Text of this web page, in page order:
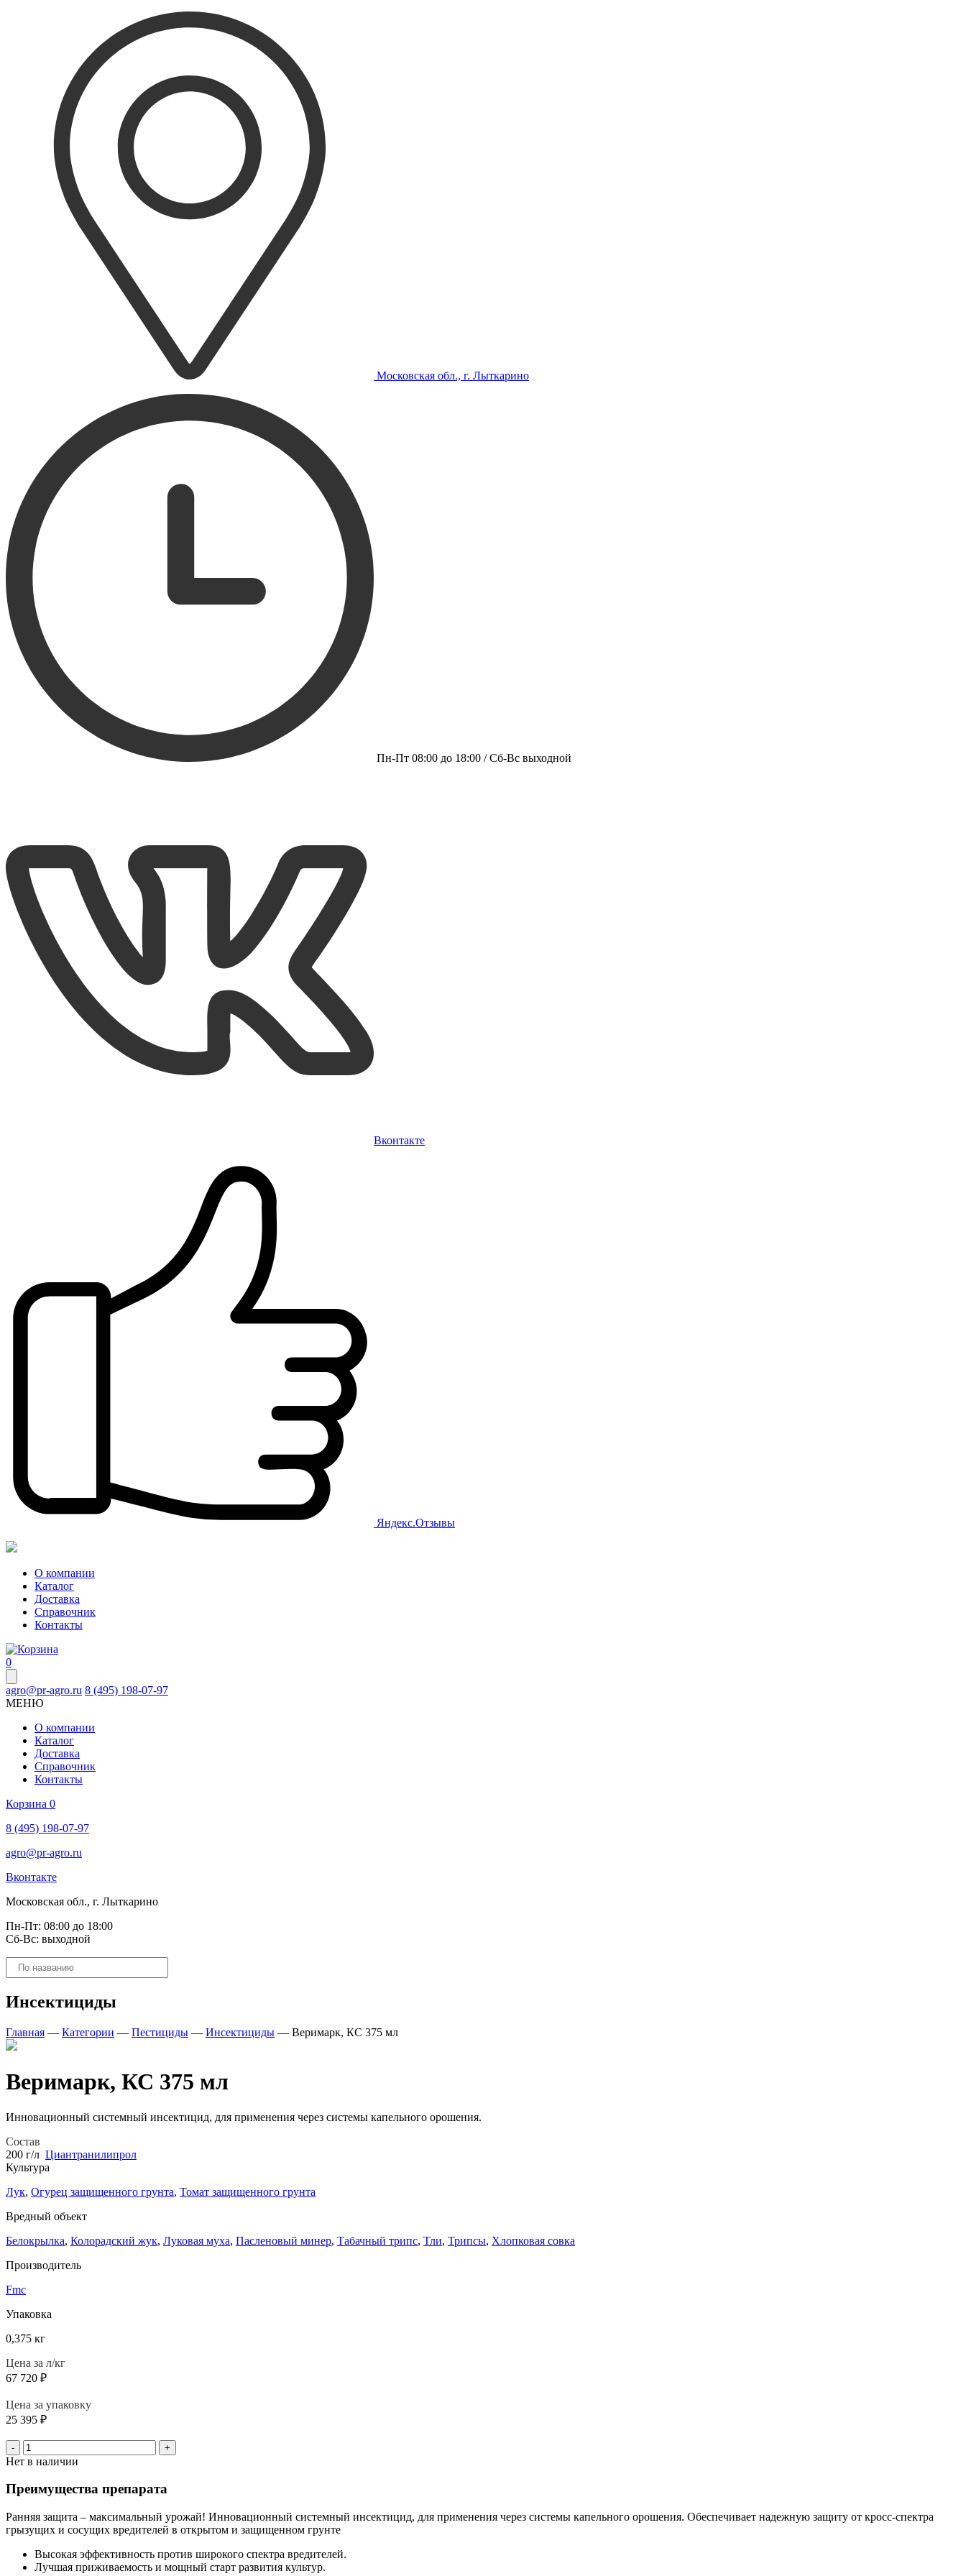
Московская обл., г. Лыткарино
Пн-Пт 08:00 до 18:00 / Сб-Вс выходной
Вконтакте
Яндекс.Отзывы
О компании
Каталог
Доставка
Справочник
Контакты
0
agro@pr-agro.ru 8 (495) 198-07-97
МЕНЮ
О компании
Каталог
Доставка
Справочник
Контакты
Корзина 0
8 (495) 198-07-97
agro@pr-agro.ru
Вконтакте
Московская обл., г. Лыткарино
Пн-Пт: 08:00 до 18:00
Сб-Вс: выходной
Поиск
товаров
Инсектициды
Главная — Категории — Пестициды — Инсектициды — Веримарк, КС 375 мл
Веримарк, КС 375 мл
Инновационный системный инсектицид, для применения через системы капельного орошения.
Состав
200 г/л Циантранилипрол
Культура
Лук, Огурец защищенного грунта, Томат защищенного грунта
Вредный объект
Белокрылка, Колорадский жук, Луковая муха, Пасленовый минер, Табачный трипс, Тли, Трипсы, Хлопковая совка
Производитель
Fmc
Упаковка
0,375 кг
Цена за л/кг
67 720 ₽
Цена за упаковку
25 395 ₽
- +
Нет в наличии
Преимущества препарата
Ранняя защита – максимальный урожай! Инновационный системный инсектицид, для применения через системы капельного орошения. Обеспечивает надежную защиту от кросс-спектра
грызущих и сосущих вредителей в открытом и защищенном грунте
Высокая эффективность против широкого спектра вредителей.
Лучшая приживаемость и мощный старт развития культур.